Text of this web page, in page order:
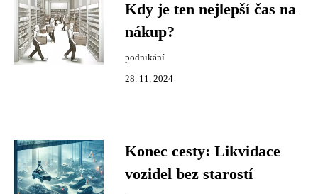
Kdy je ten nejlepší čas na
nákup?
podnikání
28. 11. 2024
Konec cesty: Likvidace
vozidel bez starostí